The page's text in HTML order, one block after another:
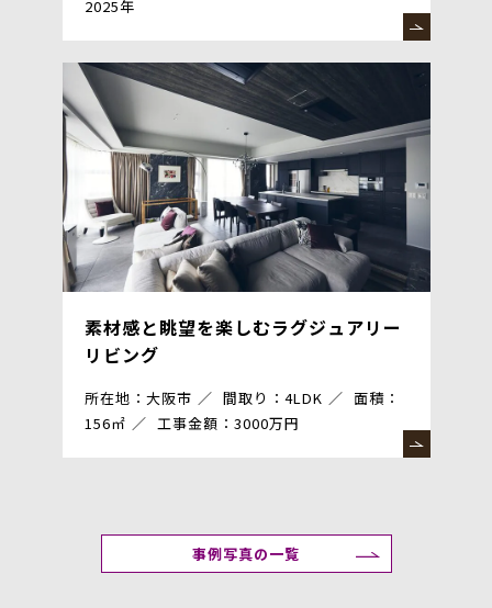
2025年
素材感と眺望を楽しむラグジュアリー
リビング
所在地：大阪市 間取り：4LDK
面積：
156㎡
工事金額：3000万円
事例写真の一覧